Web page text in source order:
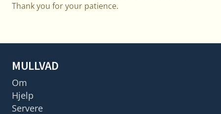
Thank you for your patience.
MULLVAD
Om
Hjelp
Servere